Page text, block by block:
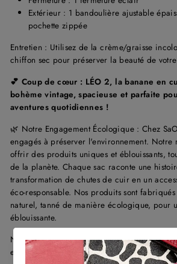
Extérieur : 1 bandoulière ajustable
pochette zippée
Entretien : Utilisez de la crème/graisse
chiffon sec pour préserver la beauté de
💕 Coup de cœur : LÉO 2, la banane en
bohème vintage, spacieuse et parfaite
aventures quotidiennes !
🌿 Notre Engagement Écologique : Chez
engagés à préserver l'environnement. Notre
offrir des produits uniques et éblouissants,
de la planète. Chaque sac raconte une
transformation de chutes de cuir en un
éco-responsable. Nos produits sont
naturel, tanné de manière écologique, pour
éblouissante.
N'hésitez plus ! Adoptez le et laissez votre
engagement pour une mode éthique et